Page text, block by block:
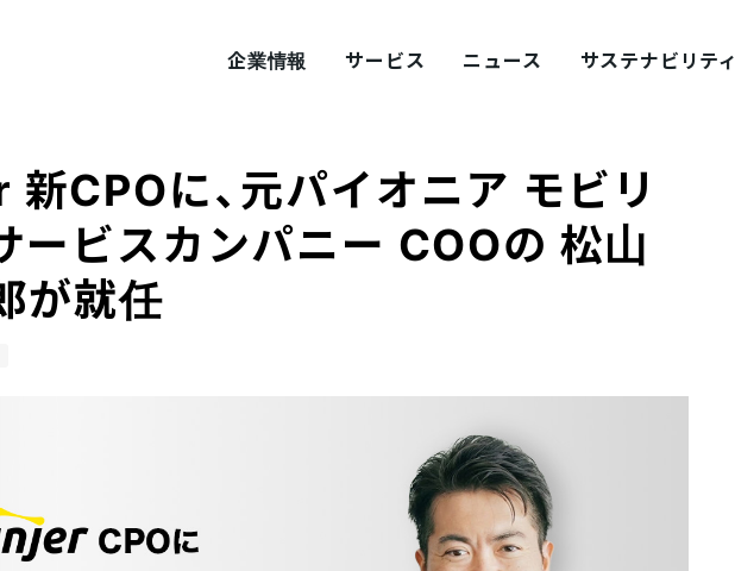
企業情報
概要
サービス ニュース サステナビリティ
サステナビリティ
途採用
CPOに、元パイオニア モビリ
ービスカンパニー COOの 松山
が就任